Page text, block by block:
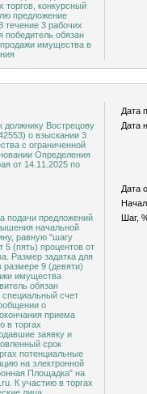
торгов, конкурсный
предложение
течение 3 рабочих
победитель обязан
продажи имущества в
Дата
Вострецову
о взыскании 3
с ограниченной
Определения
от 14.11.2025 по
Дата
Дата
подачи предложений
начальной
равную "шагу
5 (пять) процентов от
размере 9 (девяти)
имущества
обязан
специальный счет
о
приема
в торгах
заявку и
срок
потенциальные
на электронной
Площадка" на
К участию в торгах
Шаг,